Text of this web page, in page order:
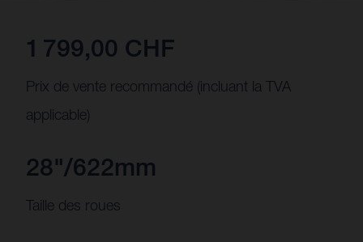
1 799,00 CHF
Prix de vente recommandé (incluant la TVA
applicable)
28"/622mm
Taille des roues